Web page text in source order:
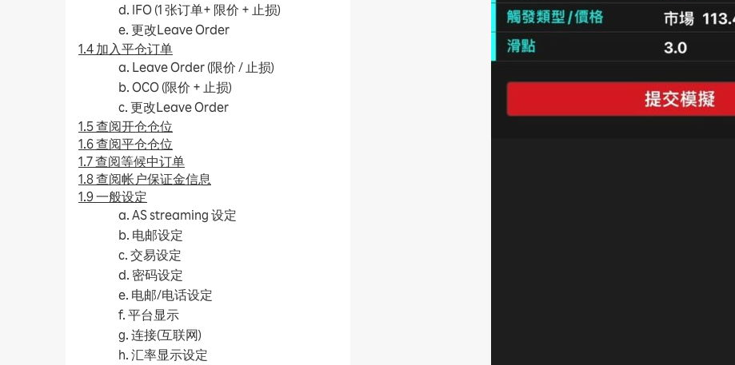
d. IFO (1 张订单+ 限价 + 止损)
e. 更改Leave Order
1.4 加入平仓订单
a. Leave Order (限价 / 止损)
b. OCO (限价 + 止损)
c. 更改Leave Order
1.5 查阅开仓仓位
1.6 查阅平仓仓位
1.7 查阅等候中订单
1.8 查阅帐户保证金信息
1.9 一般设定
a. AS streaming 设定
b. 电邮设定
c. 交易设定
d. 密码设定
e. 电邮/电话设定
f. 平台显示
g. 连接(互联网)
h. 汇率显示设定